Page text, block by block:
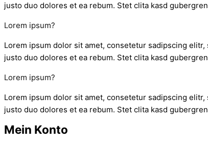
justo duo dolores et ea rebum. Stet clita kasd
Lorem ipsum?
Lorem ipsum dolor sit amet, consetetur sadipscing
justo duo dolores et ea rebum. Stet clita kasd
Lorem ipsum?
Lorem ipsum dolor sit amet, consetetur sadipscing
justo duo dolores et ea rebum. Stet clita kasd
Mein Konto